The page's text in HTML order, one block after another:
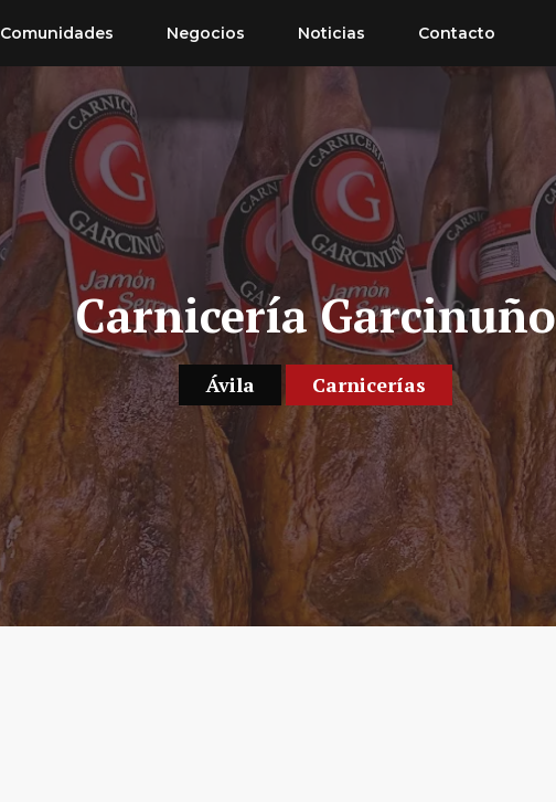
Comunidades Negocios Noticias Contacto
Carnicería Garcinuño
Ávila Carnicerías